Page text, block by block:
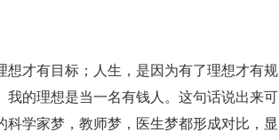
想才有目标；人生，是因为有了理想才有规
的理想是当一名有钱人。这句话说出来可
学家梦，教师梦，医生梦都形成对比，显